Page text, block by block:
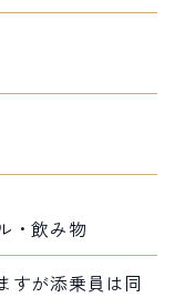
・飲み物
が添乗員は同